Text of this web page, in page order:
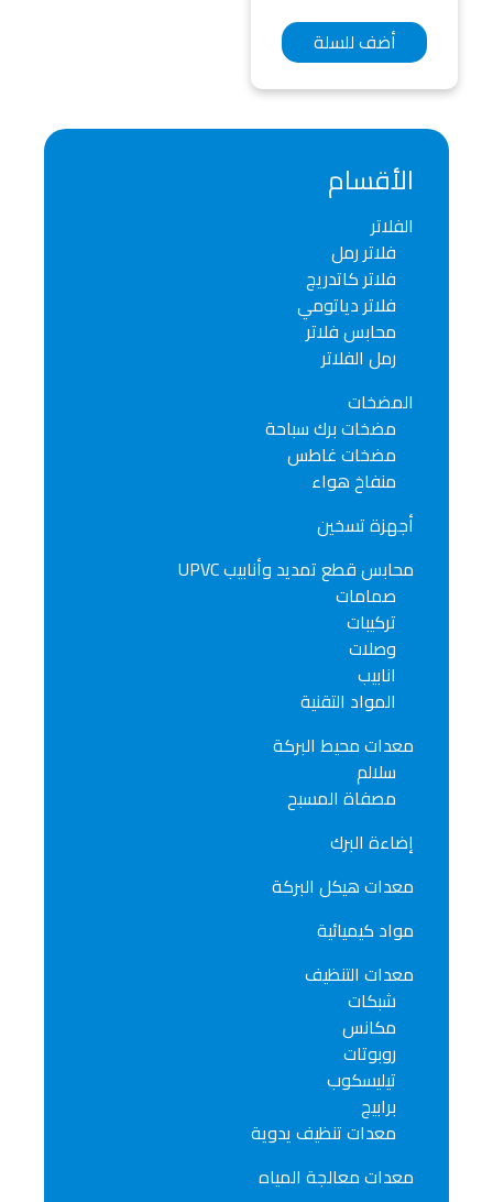
أضف للسلة
الأقسام
الفلاتر
فلاتر رمل
فلاتر كاتدريج
فلاتر دياتومي
محابس فلاتر
رمل الفلاتر
المضخات
مضخات برك سباحة
مضخات غاطس
منفاخ هواء
أجهزة تسخين
محابس قطع تمديد وأنابيب UPVC
صمامات
تركيبات
وصلات
انابيب
المواد التقنية
معدات محيط البركة
سلالم
مصفاة المسبح
إضاءة البرك
معدات هيكل البركة
مواد كيميائية
معدات التنظيف
شبكات
مكانس
روبوتات
تيليسكوب
برابيج
معدات تنظيف يدوية
معدات معالجة المياه